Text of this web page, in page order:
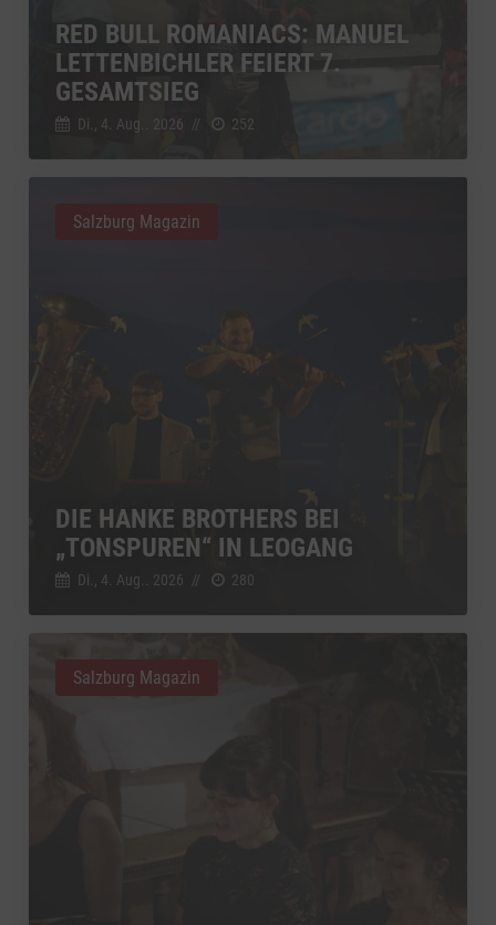
RED BULL ROMANIACS: MANUEL
LETTENBICHLER FEIERT 7.
GESAMTSIEG
Di., 4. Aug.. 2026 // 252
DIE HANKE BROTHERS BEI
„TONSPUREN“ IN LEOGANG
Di., 4. Aug.. 2026 // 280
Salzburg Magazin
Salzburg Magazin